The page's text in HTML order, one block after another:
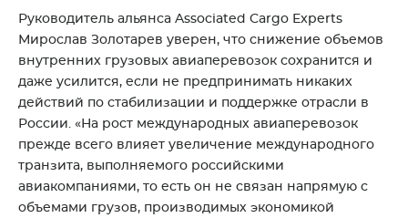
Руководитель альянса Associated Cargo Experts
Мирослав Золотарев уверен, что снижение объемов
внутренних грузовых авиаперевозок сохранится и
даже усилится, если не предпринимать никаких
действий по стабилизации и поддержке отрасли в
России. «На рост международных авиаперевозок
прежде всего влияет увеличение международного
транзита, выполняемого российскими
авиакомпаниями, то есть он не связан напрямую с
объемами грузов, производимых экономикой